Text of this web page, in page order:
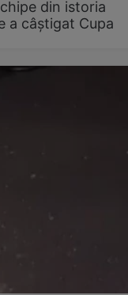
din istoria
a câştigat Cupa